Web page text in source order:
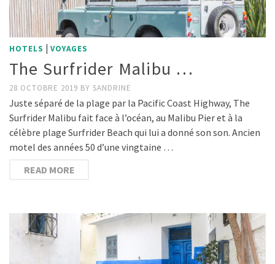
HOTELS | VOYAGES
The Surfrider Malibu …
28 OCTOBRE 2019 BY SANDRINE
Juste séparé de la plage par la Pacific Coast Highway, The
Surfrider Malibu fait face à l’océan, au Malibu Pier et à la
célèbre plage Surfrider Beach qui lui a donné son son. Ancien
motel des années 50 d’une vingtaine …
READ MORE